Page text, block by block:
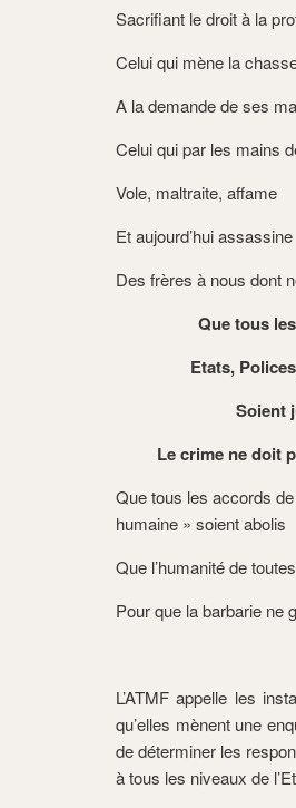
Sacrifiant le droit à la
Celui qui mène la
A la demande de ses
Celui qui par les mains
Vole, maltraite, affame
Et aujourd’hui assassine
Des frères à nous dont
Que tous
Etats,
Soient
Le crime ne doit
Que tous les accords
humaine » soient abolis
Que l’humanité de
Pour que la barbarie ne
L’ATMF appelle les
qu’elles mènent une
de déterminer les
à tous les niveaux de